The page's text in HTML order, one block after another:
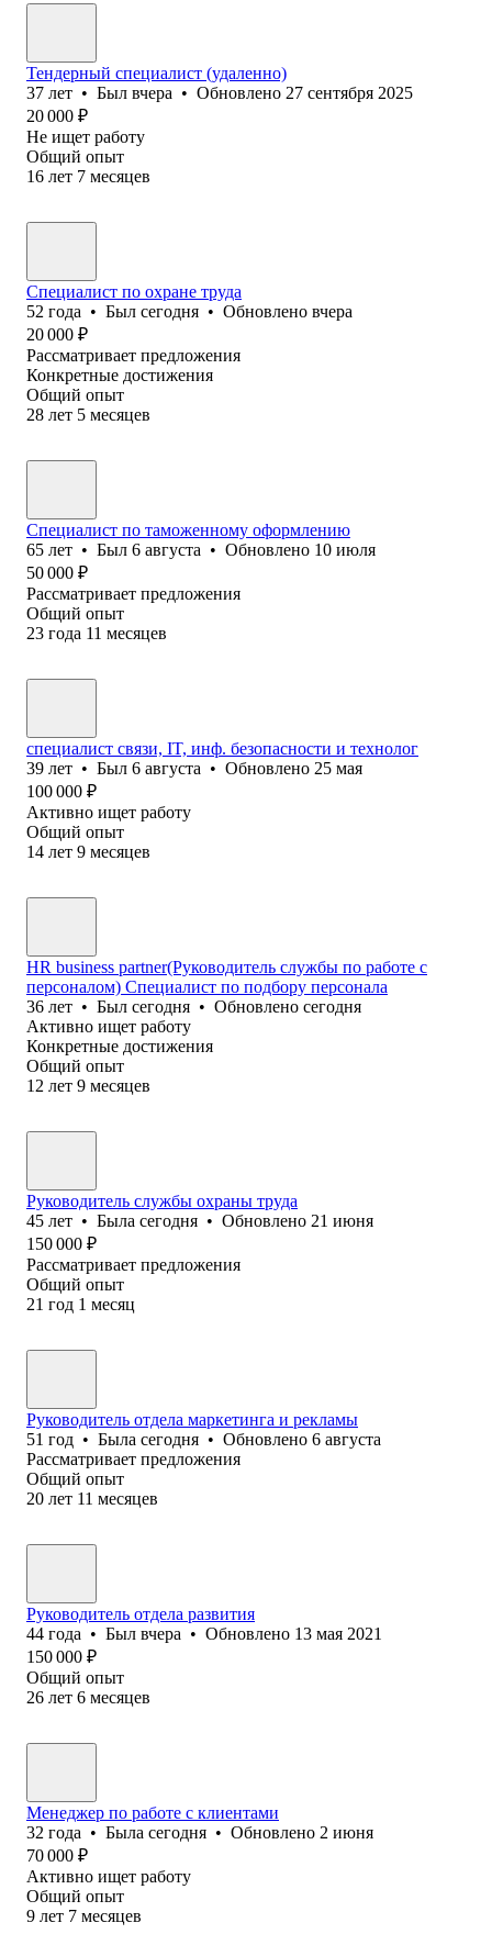
Тендерный специалист (удаленно)
37 лет • Был вчера • Обновлено 27 сентября 2025
20 000 ₽
Не ищет работу
Общий опыт
16 лет 7 месяцев
Специалист по охране труда
52 года • Был сегодня • Обновлено вчера
20 000 ₽
Рассматривает предложения
Конкретные достижения
Общий опыт
28 лет 5 месяцев
Специалист по таможенному оформлению
65 лет • Был 6 августа • Обновлено 10 июля
50 000 ₽
Рассматривает предложения
Общий опыт
23 года 11 месяцев
специалист связи, IT, инф. безопасности и технолог
39 лет • Был 6 августа • Обновлено 25 мая
100 000 ₽
Активно ищет работу
Общий опыт
14 лет 9 месяцев
HR business partner(Руководитель службы по работе с
персоналом) Специалист по подбору персонала
36 лет • Был сегодня • Обновлено сегодня
Активно ищет работу
Конкретные достижения
Общий опыт
12 лет 9 месяцев
Руководитель службы охраны труда
45 лет • Была сегодня • Обновлено 21 июня
150 000 ₽
Рассматривает предложения
Общий опыт
21 год 1 месяц
Руководитель отдела маркетинга и рекламы
51 год • Была сегодня • Обновлено 6 августа
Рассматривает предложения
Общий опыт
20 лет 11 месяцев
Руководитель отдела развития
44 года • Был вчера • Обновлено 13 мая 2021
150 000 ₽
Общий опыт
26 лет 6 месяцев
Менеджер по работе с клиентами
32 года • Была сегодня • Обновлено 2 июня
70 000 ₽
Активно ищет работу
Общий опыт
9 лет 7 месяцев